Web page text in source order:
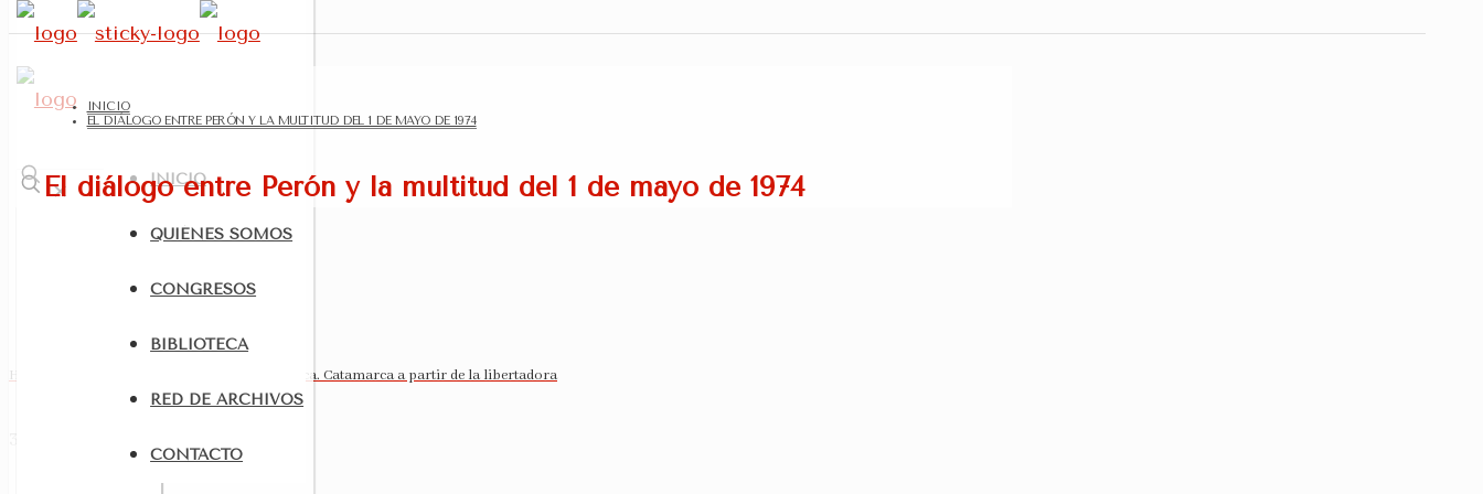
INICIO
QUIÉNES SOMOS
CONGRESOS
BIBLIOTECA
RED DE ARCHIVOS
CONTACTO
✕
El diálogo entre Perón y la multitud del 1 de mayo de 1974
INICIO
EL DIÁLOGO ENTRE PERÓN Y LA MULTITUD DEL 1 DE MAYO DE 1974
Hegemonía política e interrupción democrática. Catamarca a partir de la libertadora